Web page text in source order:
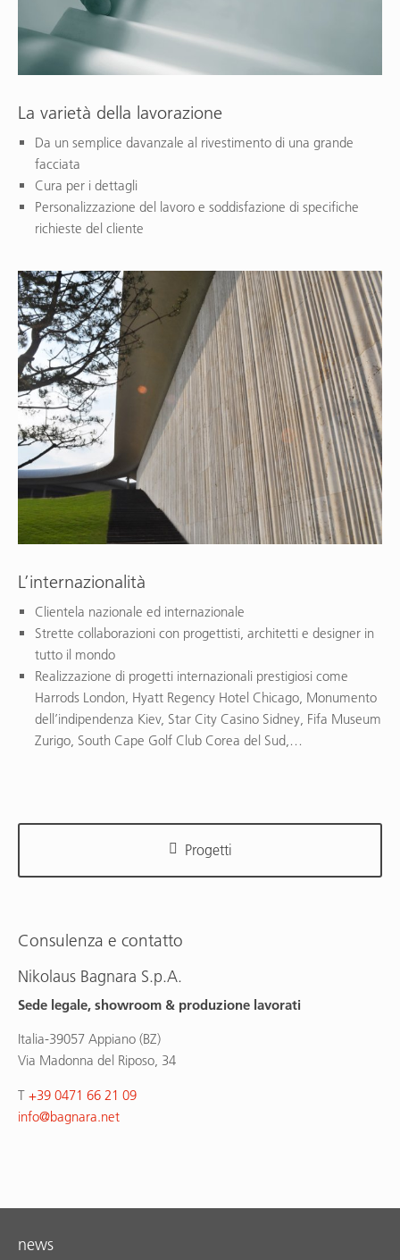
La varietà della lavorazione
Da un semplice davanzale al rivestimento di una grande
facciata
Cura per i dettagli
Personalizzazione del lavoro e soddisfazione di specifiche
richieste del cliente
L’internazionalità
Clientela nazionale ed internazionale
Strette collaborazioni con progettisti, architetti e designer in
tutto il mondo
Realizzazione di progetti internazionali prestigiosi come
Harrods London, Hyatt Regency Hotel Chicago, Monumento
dell’indipendenza Kiev, Star City Casino Sidney, Fifa Museum
Zurigo, South Cape Golf Club Corea del Sud,…
Progetti
Consulenza e contatto
Nikolaus Bagnara S.p.A.
Sede legale, showroom & produzione lavorati
Italia-39057 Appiano (BZ)
Via Madonna del Riposo, 34
T +39 0471 66 21 09
info@bagnara.net
news